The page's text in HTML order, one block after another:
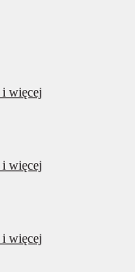
więcej
więcej
więcej